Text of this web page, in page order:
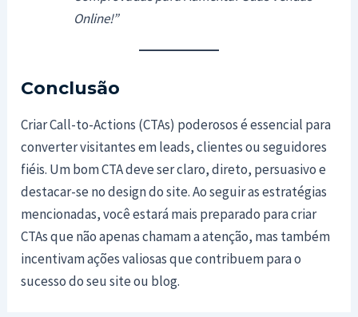
Online!”
Conclusão
Criar Call-to-Actions (CTAs) poderosos é essencial para
converter visitantes em leads, clientes ou seguidores
fiéis. Um bom CTA deve ser claro, direto, persuasivo e
destacar-se no design do site. Ao seguir as estratégias
mencionadas, você estará mais preparado para criar
CTAs que não apenas chamam a atenção, mas também
incentivam ações valiosas que contribuem para o
sucesso do seu site ou blog.